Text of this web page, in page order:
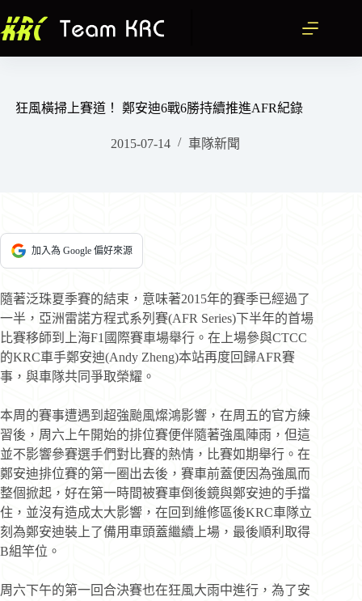
至
狂風橫掃上賽道！ 鄭安迪6戰6勝持續推進AFR紀錄
2015-07-14 車隊新聞
加入為 Google 偏好來源
隨著泛珠夏季賽的結束，意味著2015年的賽季已經過了
一半，亞洲雷諾方程式系列賽(AFR Series)下半年的首場
比賽移師到上海F1國際賽車場舉行。在上場參與CTCC
的KRC車手鄭安迪(Andy Zheng)本站再度回歸AFR賽
事，與車隊共同爭取榮耀。
本周的賽事遭遇到超強颱風燦鴻影響，在周五的官方練
習後，周六上午開始的排位賽便伴隨著強風陣雨，但這
並不影響參賽選手們對比賽的熱情，比賽如期舉行。在
鄭安迪排位賽的第一圈出去後，賽車前蓋便因為強風而
整個掀起，好在第一時間被賽車倒後鏡與鄭安迪的手擋
住，並沒有造成太大影響，在回到維修區後KRC車隊立
刻為鄭安迪裝上了備用車頭蓋繼續上場，最後順利取得
B組竿位。
周六下午的第一回合決賽也在狂風大雨中進行，為了安